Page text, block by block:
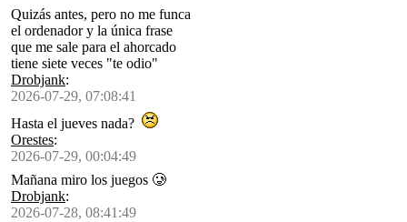
Quizás antes, pero no me funca
el ordenador y la única frase
que me sale para el ahorcado
tiene siete veces "te odio"
Drobjank:
2026-07-29, 07:08:41
Hasta el jueves nada?
Orestes:
2026-07-29, 00:04:49
Mañana miro los juegos 🥲
Drobjank:
2026-07-28, 08:41:49